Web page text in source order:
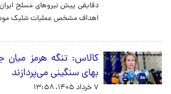
دقایقی پیش نیروهای مسلح
اهداف مشخص عملیات شلیک
کالاس: تنگه هرمز
بهای سنگینی می‌پردازند
۷ خرداد ۱۴۰۵، ۱۳:۵۸